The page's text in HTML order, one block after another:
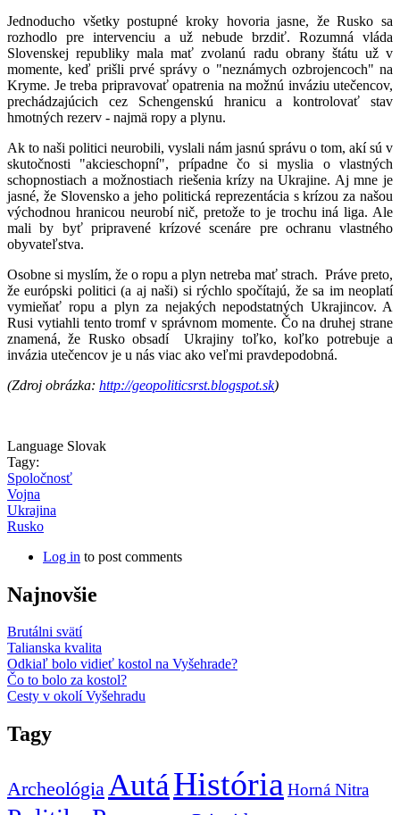
Jednoducho všetky postupné kroky hovoria jasne, že Rusko sa
rozhodlo pre intervenciu a už nebude brzdiť. Rozumná vláda
Slovenskej republiky mala mať zvolanú radu obrany štátu už v
momente, keď prišli prvé správy o "neznámych ozbrojencoch" na
Kryme. Je treba pripravovať opatrenia na možnú inváziu utečencov,
prechádzajúcich cez Schengenskú hranicu a kontrolovať stav
hmotných rezerv - najmä ropy a plynu.
Ak to naši politici neurobili, vyslali nám jasnú správu o tom, akí sú v
skutočnosti "akcieschopní", prípadne čo si myslia o vlastných
schopnostiach a možnostiach riešenia krízy na Ukrajine. Aj mne je
jasné, že Slovensko a jeho politická reprezentácia s krízou za našou
východnou hranicou neurobí nič, pretože to je trochu iná liga. Ale
mali by byť pripravené krízové scenáre pre ochranu vlastného
obyvateľstva.
Osobne si myslím, že o ropu a plyn netreba mať strach. Práve preto,
že európski politici (a aj naši) si rýchlo spočítajú, že sa im neoplatí
vymieňať ropu a plyn za nejakých nepodstatných Ukrajincov. A
Rusi vytiahli tento tromf v správnom momente. Čo na druhej strane
znamená, že Rusko obsadí Ukrajiny toľko, koľko potrebuje a
invázia utečencov je u nás viac ako veľmi pravdepodobná.
(Zdroj obrázka: http://geopoliticsrst.blogspot.sk)
Language Slovak
Tagy:
Spoločnosť
Vojna
Ukrajina
Rusko
Log in to post comments
Najnovšie
Brutálni svätí
Talianska kvalita
Odkiaľ bolo vidieť kostol na Vyšehrade?
Čo to bolo za kostol?
Cesty v okolí Vyšehradu
Tagy
ArcheológiaAutáHistória Horná Nitra